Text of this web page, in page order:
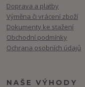
Doprava a platby
Výměna či vrácení zboží
Dokumenty ke stažení
Obchodní podmínky
Ochrana osobních údajů
NAŠE VÝHODY